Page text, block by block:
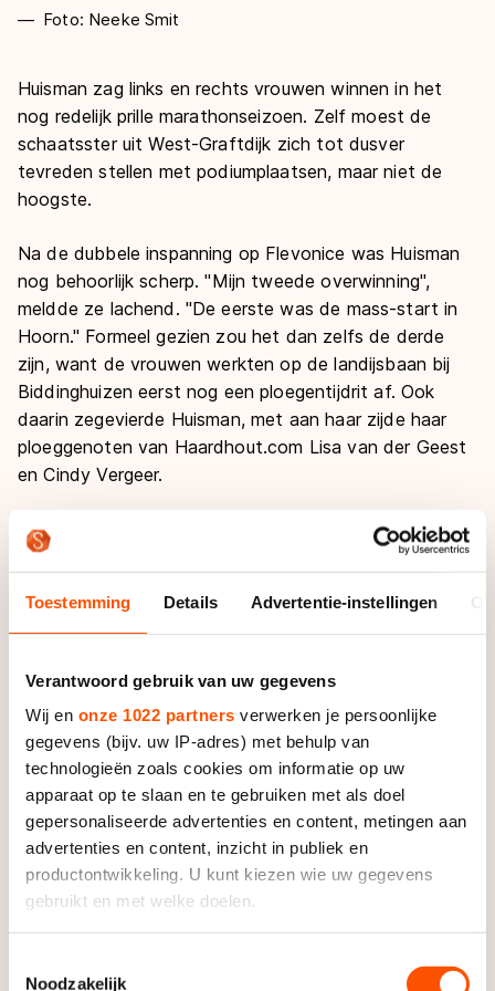
Toestemming Details Advertentie-instellingen
Verantwoord gebruik van uw gegevens
Wij en onze 1022 partners verwerken je persoonlijke
gegevens (bijv. uw IP-adres) met behulp van
technologieën zoals cookies om informatie op uw
apparaat op te slaan en te gebruiken met als doel
gepersonaliseerde advertenties en content, metingen aan
advertenties en content, inzicht in publiek en
productontwikkeling. U kunt kiezen wie uw gegevens
gebruikt en met welke doelen.
Informatie verzamelen over uw geografische locatie,
Noodzakelijk
Foto: Neeke Smit
Huisman zag links en rechts vrouwen winnen in het
nog redelijk prille marathonseizoen. Zelf moest de
schaatsster uit West-Graftdijk zich tot dusver
tevreden stellen met podiumplaatsen, maar niet de
hoogste.
Na de dubbele inspanning op Flevonice was Huisman
nog behoorlijk scherp. "Mijn tweede overwinning",
meldde ze lachend. "De eerste was de mass-start in
Hoorn." Formeel gezien zou het dan zelfs de derde
zijn, want de vrouwen werkten op de landijsbaan bij
Biddinghuizen eerst nog een ploegentijdrit af. Ook
daarin zegevierde Huisman, met aan haar zijde haar
ploeggenoten van Haardhout.com Lisa van der Geest
en Cindy Vergeer.
Die ploegentijdrit vormde de basis van het
klassementje dat aan het einde van de ochtend werd
resultaat van de marathon over 42 kilometer. Voor de
vrouwen van Haardhout.com was er daarin nauwelijks
podium en Van der Geest als nummer vier kwam er
niemand in de buurt van de ploeg van coach Gerrit
Bakker.
De individuele zege telde in ieder geval voor Huisman,
die blij was met het succes. Al gaat het, liet ze weten,
te ver om te stellen dat ze daar aan toe was. "Ik
schaats gewoon lekker dit seizoen. Heb ook veel op
het podium gestaan, maar die overwinning ontbrak